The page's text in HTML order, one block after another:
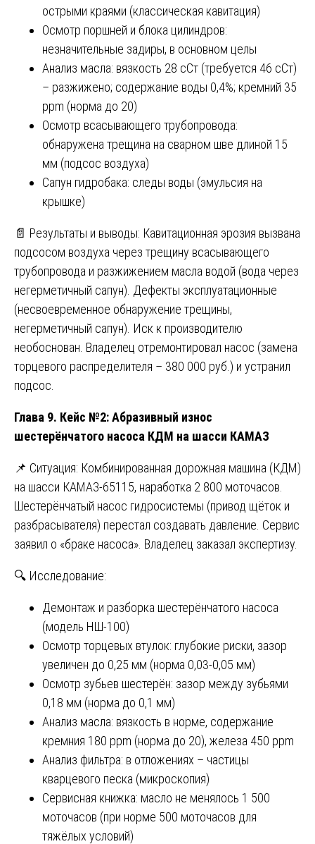
острыми краями (классическая кавитация)
Осмотр поршней и блока цилиндров:
незначительные задиры, в основном целы
Анализ масла: вязкость 28 сСт (требуется 46 сСт)
– разжижено; содержание воды 0,4%; кремний 35
ppm (норма до 20)
Осмотр всасывающего трубопровода:
обнаружена трещина на сварном шве длиной 15
мм (подсос воздуха)
Сапун гидробака: следы воды (эмульсия на
крышке)
📄 Результаты и выводы: Кавитационная эрозия вызвана
подсосом воздуха через трещину всасывающего
трубопровода и разжижением масла водой (вода через
негерметичный сапун). Дефекты эксплуатационные
(несвоевременное обнаружение трещины,
негерметичный сапун). Иск к производителю
необоснован. Владелец отремонтировал насос (замена
торцевого распределителя – 380 000 руб.) и устранил
подсос.
Глава 9. Кейс №2: Абразивный износ
шестерёнчатого насоса КДМ на шасси КАМАЗ
📌 Ситуация: Комбинированная дорожная машина (КДМ)
на шасси КАМАЗ-65115, наработка 2 800 моточасов.
Шестерёнчатый насос гидросистемы (привод щёток и
разбрасывателя) перестал создавать давление. Сервис
заявил о «браке насоса». Владелец заказал экспертизу.
🔍 Исследование:
Демонтаж и разборка шестерёнчатого насоса
(модель НШ-100)
Осмотр торцевых втулок: глубокие риски, зазор
увеличен до 0,25 мм (норма 0,03-0,05 мм)
Осмотр зубьев шестерён: зазор между зубьями
0,18 мм (норма до 0,1 мм)
Анализ масла: вязкость в норме, содержание
кремния 180 ppm (норма до 20), железа 450 ppm
Анализ фильтра: в отложениях – частицы
кварцевого песка (микроскопия)
Сервисная книжка: масло не менялось 1 500
моточасов (при норме 500 моточасов для
тяжёлых условий)